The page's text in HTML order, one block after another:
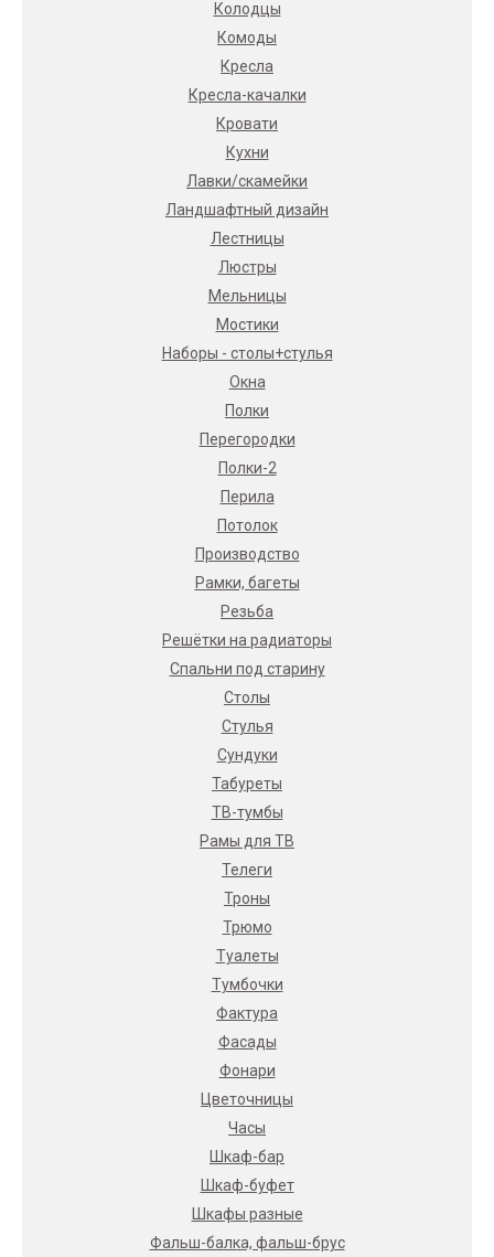
Колодцы
Комоды
Кресла
Кресла-качалки
Кровати
Кухни
Лавки/скамейки
Ландшафтный дизайн
Лестницы
Люстры
Мельницы
Мостики
Наборы - столы+стулья
Окна
Полки
Перегородки
Полки-2
Перила
Потолок
Производство
Рамки, багеты
Резьба
Решётки на радиаторы
Спальни под старину
Столы
Стулья
Сундуки
Табуреты
ТВ-тумбы
Рамы для ТВ
Телеги
Троны
Трюмо
Туалеты
Тумбочки
Фактура
Фасады
Фонари
Цветочницы
Часы
Шкаф-бар
Шкаф-буфет
Шкафы разные
Фальш-балка, фальш-брус